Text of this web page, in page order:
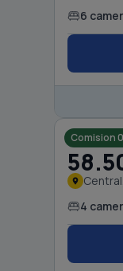
6
Comision
Casă cu
4